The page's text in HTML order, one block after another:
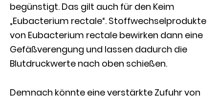
begünstigt. Das gilt auch für den Keim
„Eubacterium rectale“. Stoffwechselprodukte
von Eubacterium rectale bewirken dann eine
Gefäßverengung und lassen dadurch die
Blutdruckwerte nach oben schießen.
Demnach könnte eine verstärkte Zufuhr von